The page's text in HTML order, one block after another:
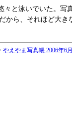
々と泳いでいた。写
から、それほど大
やえやま写真帳 2006年6